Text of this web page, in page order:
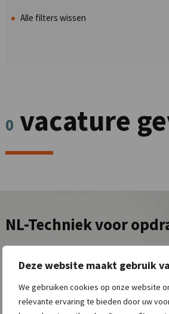
Deze website maakt gebruik
We gebruiken cookies op onze website
relevante ervaring te bieden door uw
Alle filters wissen
0 vacature
NL-Techniekvoor
lukt maar niet om die goed opgeleide
afdeling werktuigbouw. Of is er door groei